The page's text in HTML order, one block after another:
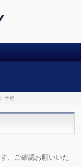
予定
、ご確認お願いいた